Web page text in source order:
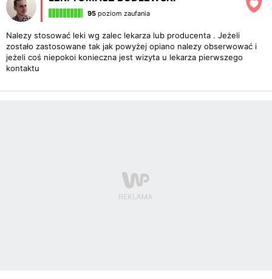
95 poziom zaufania
Nalezy stosować leki wg zalec lekarza lub producenta . Jeżeli
zostało zastosowane tak jak powyżej opiano nalezy obserwować i
jeżeli coś niepokoi konieczna jest wizyta u lekarza pierwszego
kontaktu